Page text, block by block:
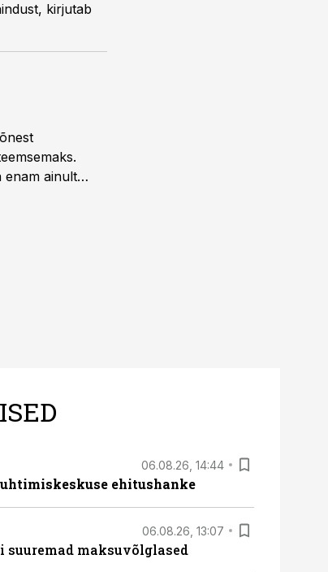
kirjutab
enam ainult
06.08.26, 14:44
ehitushanke
06.08.26, 13:07
suuremad maksuvõlglased